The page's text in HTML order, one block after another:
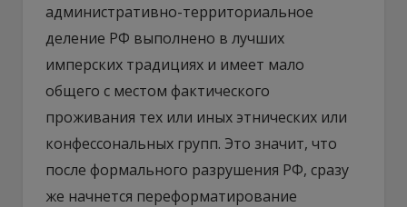
административно-территориальное
деление РФ выполнено в лучших
имперских традициях и имеет мало
общего с местом фактического
проживания тех или иных этнических или
конфессональных групп. Это значит, что
после формального разрушения РФ, сразу
же начнется переформатирование